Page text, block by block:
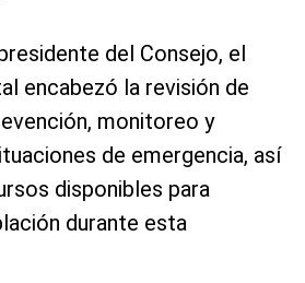
del Consejo, el
encabezó la revisión de
monitoreo y
de emergencia, así
disponibles para
durante esta